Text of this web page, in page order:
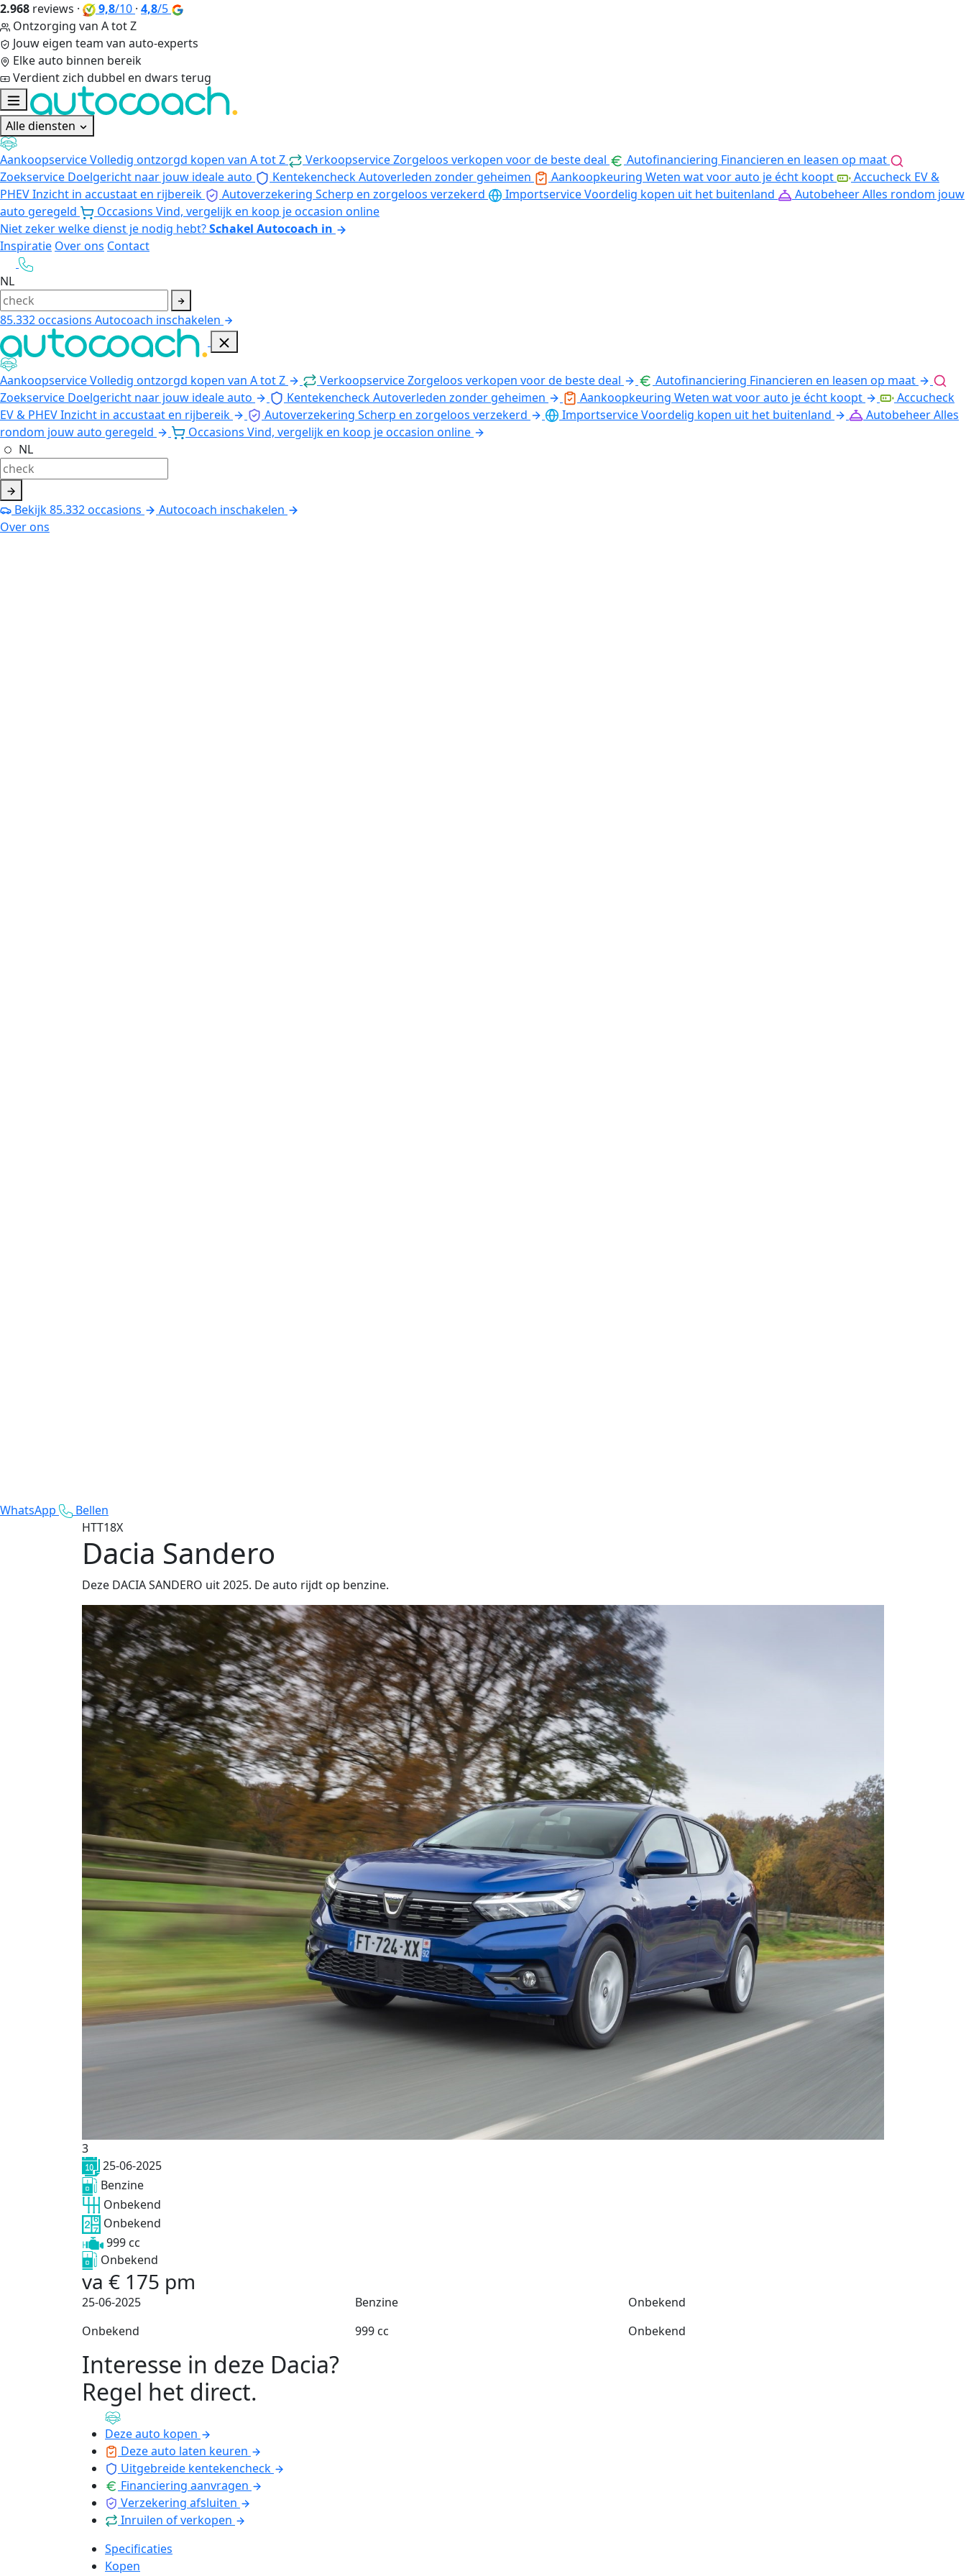
2.968 reviews · 9,8/10 · 4,8/5
Ontzorging van A tot Z
Jouw eigen team van auto-experts
Elke auto binnen bereik
Verdient zich dubbel en dwars terug
Alle diensten
AankoopserviceVolledig ontzorgd kopen van A tot Z VerkoopserviceZorgeloos verkopen voor de beste deal Autofinanciering Financieren en leasen op maat
Zoekservice Doelgericht naar jouw ideale auto KentekencheckAutoverleden zonder geheimen Aankoopkeuring Weten wat voor auto je écht koopt
Accucheck EV &
PHEVInzicht in accustaat en rijbereik Autoverzekering Scherp en zorgeloos verzekerd ImportserviceVoordelig kopen uit het buitenland AutobeheerAlles rondom jouw
auto geregeld
Occasions Vind, vergelijk en koop je occasion online
Niet zeker welke dienst je nodig hebt?Schakel Autocoach in
Inspiratie Over ons Contact
NL
85.332occasions Autocoach inschakelen
AankoopserviceVolledig ontzorgd kopen van A tot Z VerkoopserviceZorgeloos verkopen voor de beste deal Autofinanciering Financieren en leasen op maat
Zoekservice Doelgericht naar jouw ideale auto KentekencheckAutoverleden zonder geheimen Aankoopkeuring Weten wat voor auto je écht koopt
Accucheck
EV & PHEVInzicht in accustaat en rijbereik Autoverzekering Scherp en zorgeloos verzekerd ImportserviceVoordelig kopen uit het buitenland AutobeheerAlles
rondom jouw auto geregeld
Occasions Vind, vergelijk en koop je occasion online
NL
Bekijk85.332occasions
Autocoach inschakelen
Over ons
WhatsApp
Bellen
HTT18X
Dacia Sandero
Deze DACIA SANDERO uit 2025. De auto rijdt op benzine.
3
25-06-2025
Benzine
Onbekend
Onbekend
999 cc
Onbekend
va € 175 pm
25-06-2025 Benzine
Onbekend
Onbekend
999 cc Onbekend
Interesse in deze Dacia?
Regel het direct.
Deze auto kopen
Deze auto laten keuren
Uitgebreide kentekencheck
Financiering aanvragen
Verzekering afsluiten
Inruilen of verkopen
Specificaties
Kopen